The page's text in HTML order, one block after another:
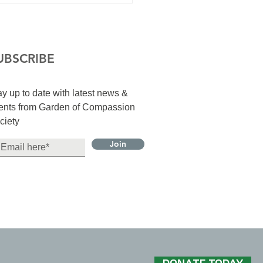
up to date with latest news &
from Garden of Compassion
Join